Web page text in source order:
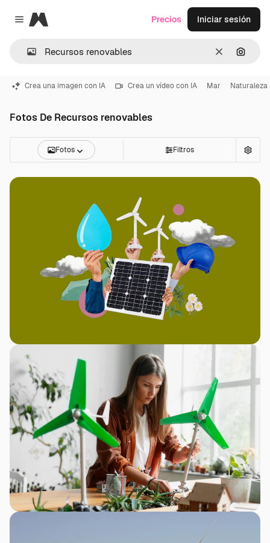
Close menu
Magnific
Borrar
Precios Iniciar sesión
Crea una imagen con IA Crea un vídeo con IA Mar Naturaleza
Fotos De Recursos renovables
Fotos Filtros